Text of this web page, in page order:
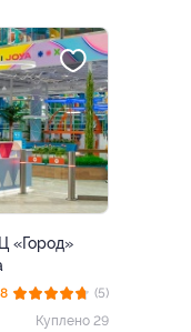
«Город»
(5)
Куплено 29